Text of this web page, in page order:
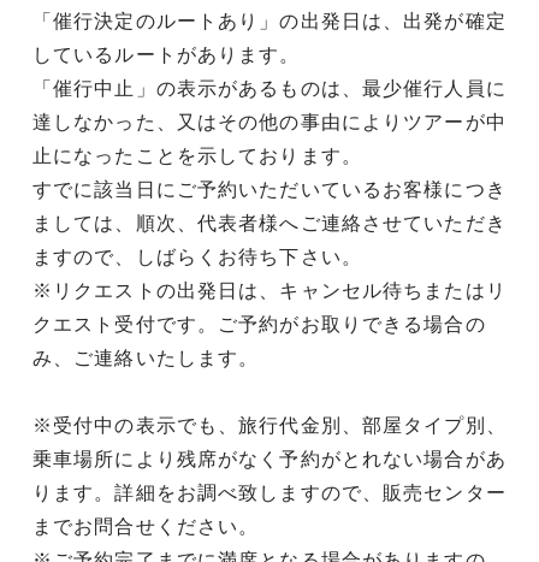
「催行決定のルートあり」の出発日は、出発が確定
しているルートがあります。
「催行中止」の表示があるものは、最少催行人員に
達しなかった、又はその他の事由によりツアーが中
止になったことを示しております。
すでに該当日にご予約いただいているお客様につき
ましては、順次、代表者様へご連絡させていただき
ますので、しばらくお待ち下さい。
※リクエストの出発日は、キャンセル待ちまたはリ
クエスト受付です。ご予約がお取りできる場合の
み、ご連絡いたします。
※受付中の表示でも、旅行代金別、部屋タイプ別、
乗車場所により残席がなく予約がとれない場合があ
ります。詳細をお調べ致しますので、販売センター
までお問合せください。